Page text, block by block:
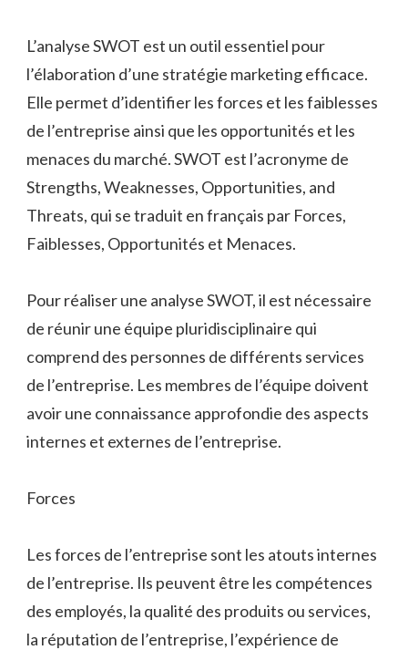
L’analyse SWOT est un outil essentiel pour
l’élaboration d’une stratégie marketing efficace.
Elle permet d’identifier les forces et les faiblesses
de l’entreprise ainsi que les opportunités et les
menaces du marché. SWOT est l’acronyme de
Strengths, Weaknesses, Opportunities, and
Threats, qui se traduit en français par Forces,
Faiblesses, Opportunités et Menaces.
Pour réaliser une analyse SWOT, il est nécessaire
de réunir une équipe pluridisciplinaire qui
comprend des personnes de différents services
de l’entreprise. Les membres de l’équipe doivent
avoir une connaissance approfondie des aspects
internes et externes de l’entreprise.
Forces
Les forces de l’entreprise sont les atouts internes
de l’entreprise. Ils peuvent être les compétences
des employés, la qualité des produits ou services,
la réputation de l’entreprise, l’expérience de